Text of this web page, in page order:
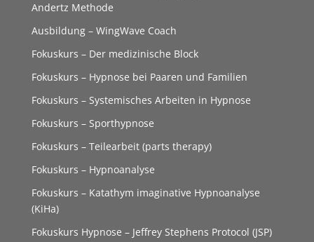
Andertz Methode
Ausbildung – WingWave Coach
Fokuskurs – Der medizinische Block
Fokuskurs – Hypnose bei Paaren und Familien
Fokuskurs – Systemisches Arbeiten in Hypnose
Fokuskurs – Sporthypnose
Fokuskurs – Teilearbeit (parts therapy)
Fokuskurs – Hypnoanalyse
Fokuskurs – Katathym imaginative Hypnoanalyse
(KiHa)
Fokuskurs Hypnose – Jeffrey Stephens Protocol (JSP)